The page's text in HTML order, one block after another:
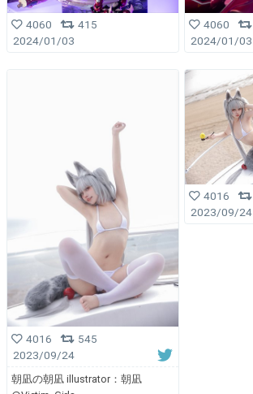
4060
415
2024/01/03
4060
2024/01/03
4016
545
2023/09/24
朝凪の朝凪 illustrator：朝凪
4016
2023/09/24